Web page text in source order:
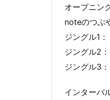
オープニン
noteのつぶ
ジングル1
ジングル2
ジングル3
インターバ